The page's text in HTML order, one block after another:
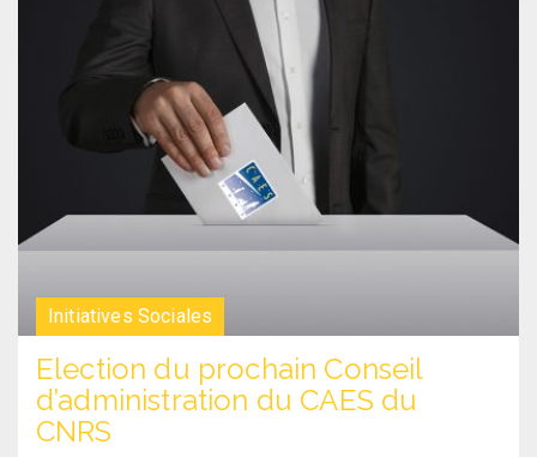
Initiatives Sociales
Election du prochain Conseil
d’administration du CAES du
CNRS